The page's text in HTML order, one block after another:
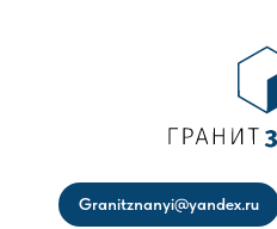
Granitznanyi@yandex.ru